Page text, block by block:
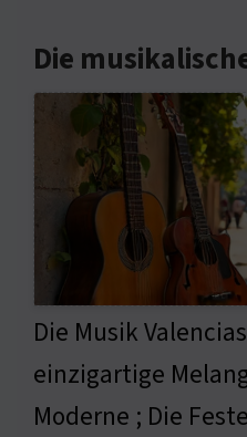
Die
Die Musik
einzigartige
Moderne ; Die